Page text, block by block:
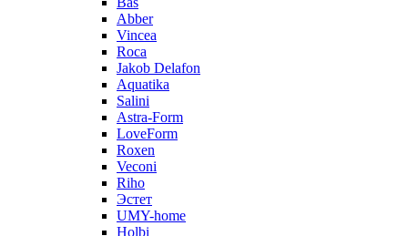
Abber
Vincea
Roca
Jakob Delafon
Aquatika
Salini
Astra-Form
LoveForm
Roxen
Veconi
Riho
Эстет
UMY-home
Holbi